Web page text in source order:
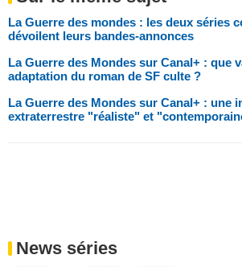
La Guerre des mondes : les deux séries
dévoilent leurs bandes-annonces
La Guerre des Mondes sur Canal+ : que
adaptation du roman de SF culte ?
La Guerre des Mondes sur Canal+ : une
extraterrestre "réaliste" et
News séries